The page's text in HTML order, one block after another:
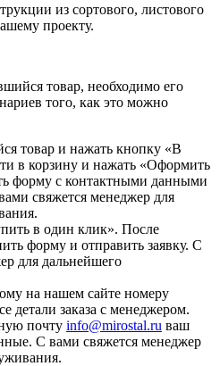
из сортового, листового
проекту.
товар, необходимо его
того, как это можно
товар и нажать кнопку «В
в корзину и нажать «Оформить
форму с контактными данными
свяжется менеджер для
в один клик». После
форму и отправить заявку. С
для дальнейшего
на нашем сайте номеру
детали заказа с менеджером.
почту info@mirostal.ru ваш
С вами свяжется менеджер